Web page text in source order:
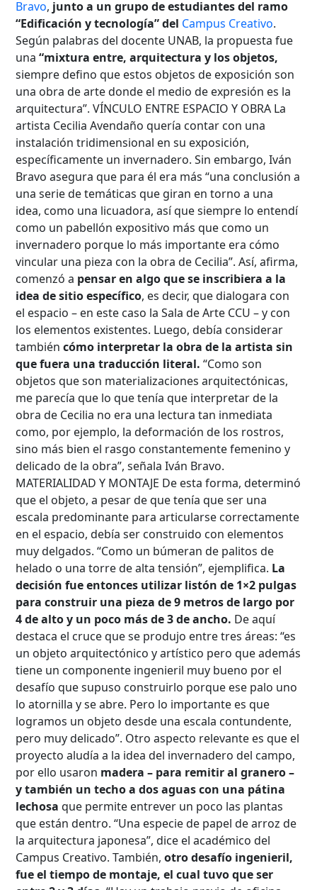
Bravo, junto a un grupo de estudiantes del ramo
“Edificación y tecnología” del Campus Creativo.
Según palabras del docente UNAB, la propuesta fue
una “mixtura entre, arquitectura y los objetos,
siempre defino que estos objetos de exposición son
una obra de arte donde el medio de expresión es la
arquitectura”. VÍNCULO ENTRE ESPACIO Y OBRA La
artista Cecilia Avendaño quería contar con una
instalación tridimensional en su exposición,
específicamente un invernadero. Sin embargo, Iván
Bravo asegura que para él era más “una conclusión a
una serie de temáticas que giran en torno a una
idea, como una licuadora, así que siempre lo entendí
como un pabellón expositivo más que como un
invernadero porque lo más importante era cómo
vincular una pieza con la obra de Cecilia”. Así, afirma,
comenzó a pensar en algo que se inscribiera a la
idea de sitio específico, es decir, que dialogara con
el espacio – en este caso la Sala de Arte CCU – y con
los elementos existentes. Luego, debía considerar
tambiéncómo interpretar la obra de la artista sin
que fuera una traducción literal. “Como son
objetos que son materializaciones arquitectónicas,
me parecía que lo que tenía que interpretar de la
obra de Cecilia no era una lectura tan inmediata
como, por ejemplo, la deformación de los rostros,
sino más bien el rasgo constantemente femenino y
delicado de la obra”, señala Iván Bravo.
MATERIALIDAD Y MONTAJE De esta forma, determinó
que el objeto, a pesar de que tenía que ser una
escala predominante para articularse correctamente
en el espacio, debía ser construido con elementos
muy delgados. “Como un búmeran de palitos de
helado o una torre de alta tensión”, ejemplifica. La
decisión fue entonces utilizar listón de 1×2 pulgas
para construir una pieza de 9 metros de largo por
4 de alto y un poco más de 3 de ancho. De aquí
destaca el cruce que se produjo entre tres áreas: “es
un objeto arquitectónico y artístico pero que además
tiene un componente ingenieril muy bueno por el
desafío que supuso construirlo porque ese palo uno
lo atornilla y se abre. Pero lo importante es que
logramos un objeto desde una escala contundente,
pero muy delicado”. Otro aspecto relevante es que el
proyecto aludía a la idea del invernadero del campo,
por ello usaron madera – para remitir al granero –
y también un techo a dos aguas con una pátina
lechosa que permite entrever un poco las plantas
que están dentro. “Una especie de papel de arroz de
la arquitectura japonesa”, dice el académico del
Campus Creativo. También,otro desafío ingenieril,
fue el tiempo de montaje, el cual tuvo que ser